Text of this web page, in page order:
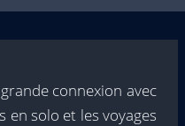
connexion avec
en solo et les voyages